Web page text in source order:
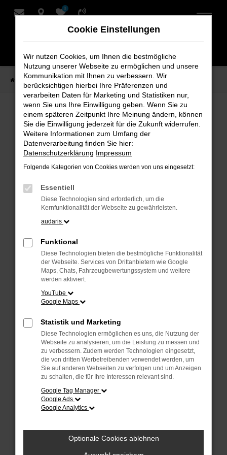
Zum
0
Startseite Verkauf Fahrzeug-Showroom
Fahrzeug-Showroom
Beim Laden ist ein Fehler aufgetreten.
Hier sind ein paar Tipps, die dir helfen können:
Überprüfe deine Firewall und deine
Internetverbindung.
Laden andere Webseiten, zum Beispiel
deine Suchmaschine?
Prüfe deine Browsererweiterungen.
Manche Erweiterungen, wie Werbeblocker,
können das Laden bestimmter Seiten
verhindern. Funktioniert die Seite in einem
anderen Browser oder in einem privaten
Fenster?
Starte dein Gerät neu.
Das kann manchmal helfen,
vorübergehende Probleme zu beheben.
Stelle sicher, dass dein Browser und dein
Betriebssystem auf dem neuesten Stand
Veraltete Software birgt nicht nur ein
Cookie Einstellungen
Wir nutzen Cookies, um Ihnen die bestmögliche
Nutzung unserer Webseite zu ermöglichen und unsere
Kommunikation mit Ihnen zu verbessern. Wir
berücksichtigen hierbei Ihre Präferenzen und
verarbeiten Daten für Marketing und Statistiken nur,
wenn Sie uns Ihre Einwilligung geben. Wenn Sie zu
einem späteren Zeitpunkt Ihre Meinung ändern, können
Sie die Einwilligung jederzeit für die Zukunft widerrufen.
Weitere Informationen zum Umfang der
Datenverarbeitung finden Sie hier:
Datenschutzerklärung Impressum
Folgende Kategorien von Cookies werden von uns eingesetzt:
Essentiell
Diese Technologien sind erforderlich, um die
Kernfunktionalität der Webseite zu gewährleisten.
audaris
Funktional
Diese Technologien bieten die bestmögliche Funktionalität
der Webseite. Services von Drittanbietern wie Google
Maps, Chats, Fahrzeugbewertungssystem und weitere
werden aktiviert.
YouTube
Google Maps
Statistik und Marketing
Diese Technologien ermöglichen es uns, die Nutzung der
Webseite zu analysieren, um die Leistung zu messen und
zu verbessern. Zudem werden Technologien eingesetzt,
die von dritten Werbetreibenden verwendet werden, um
Sie auf anderen Webseiten zu verfolgen und um Anzeigen
zu schalten, die für Ihre Interessen relevant sind.
Google Tag Manager
Google Ads
Google Analytics
Optionale Cookies ablehnen